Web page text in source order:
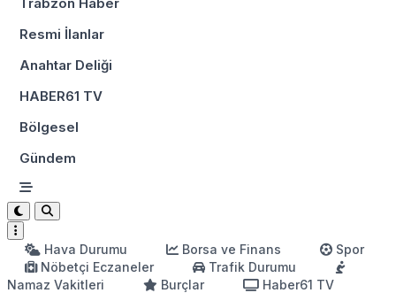
Resmi İlanlar
Anahtar Deliği
HABER61 TV
Bölgesel
Gündem
Hava Durumu Borsa ve Finans
Spor
Nöbetçi Eczaneler
Trafik Durumu
Namaz Vakitleri
Burçlar
Haber61 TV